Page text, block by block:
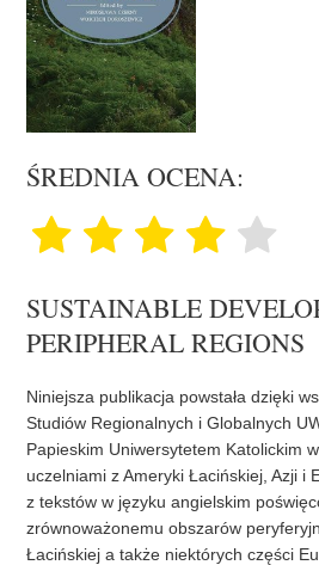
ŚREDNIA OCENA:
SUSTAINABLE
PERIPHERAL REGIONS
Niniejsza publikacja powstała dzięki
Studiów Regionalnych i Globalnych
Papieskim Uniwersytetem Katolickim
uczelniami z Ameryki Łacińskiej, Azji i
z tekstów w języku angie lskim
zrównoważonemu obszarów
Łacińskiej a także niektórych części